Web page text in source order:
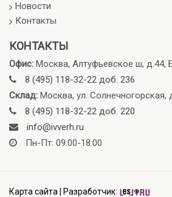
Новости
Контакты
КОНТАКТЫ
Офис: Москва, Алтуфьевское ш, д.44,
8 (495) 118-32-22 доб. 236
Склад: Москва, ул. Солнечногорская,
8 (495) 118-32-22 доб. 220
info@ivverh.ru
Пн-Пт: 09:00-18:00
Карта сайта Разработчик: